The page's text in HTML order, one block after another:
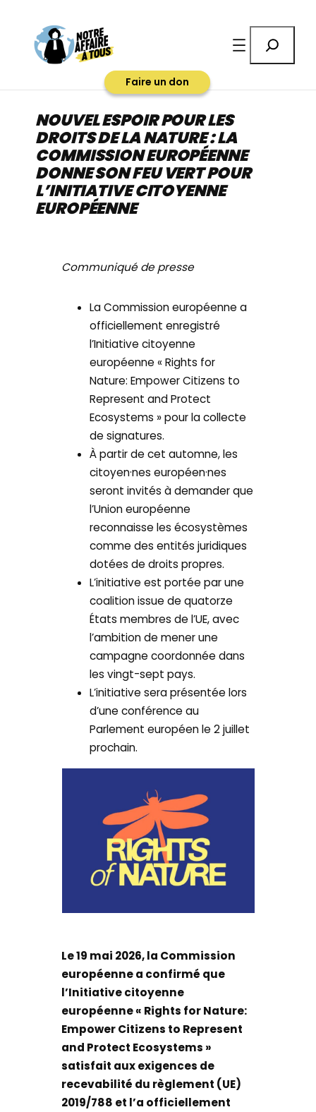
contenu
Faire un don
NOUVEL ESPOIR POUR LES
DROITS DE LA NATURE : LA
COMMISSION EUROPÉENNE
DONNE SON FEU VERT POUR
L’INITIATIVE CITOYENNE
EUROPÉENNE
Communiqué de presse
La Commission européenne a
officiellement enregistré
l’Initiative citoyenne
européenne « Rights for
Nature: Empower Citizens to
Represent and Protect
Ecosystems » pour la collecte
de signatures.
À partir de cet automne, les
citoyen·nes européen·nes
seront invités à demander que
l’Union européenne
reconnaisse les écosystèmes
comme des entités juridiques
dotées de droits propres.
L’initiative est portée par une
coalition issue de quatorze
États membres de l’UE, avec
l’ambition de mener une
campagne coordonnée dans
les vingt-sept pays.
L’initiative sera présentée lors
d’une conférence au
Parlement européen le 2 juillet
prochain.
Le 19 mai 2026, la Commission
européenne a confirmé que
l’Initiative citoyenne
européenne « Rights for Nature:
Empower Citizens to Represent
and Protect Ecosystems »
satisfait aux exigences de
recevabilité du règlement (UE)
2019/788 et l’a officiellement